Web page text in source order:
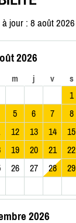
jour : 8 août 2026
2026
m j v s
1
5 6 7
8
12 13 14
15
19 20 21
22
26 27 28
29
2026